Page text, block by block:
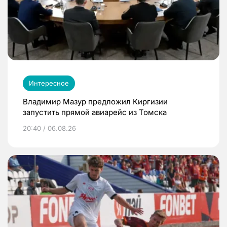
Интересное
Владимир Мазур предложил Киргизии
запустить прямой авиарейс из Томска
20:40 / 06.08.26